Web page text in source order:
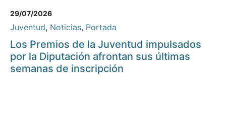
29/07/2026
Juventud, Noticias, Portada
Los Premios de la Juventud impulsados
por la Diputación afrontan sus últimas
semanas de inscripción